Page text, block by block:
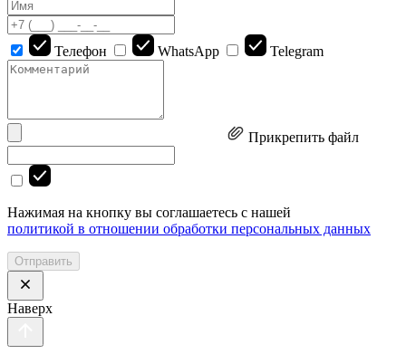
Телефон WhatsApp Telegram
Прикрепить файл
Нажимая на кнопку вы соглашаетесь с нашей
политикой в отношении обработки персональных данных
Отправить
Наверх